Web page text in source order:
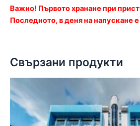
Важно! Първото хранане при
Последното, в деня на напускане
Свързани продукти